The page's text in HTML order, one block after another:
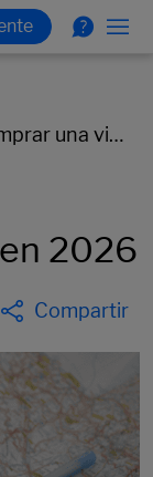
Dónde comprar una vivienda en España en 2026
2026
Compartir